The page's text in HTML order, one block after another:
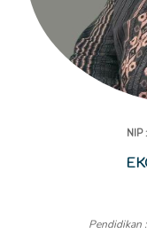
Pendidikan